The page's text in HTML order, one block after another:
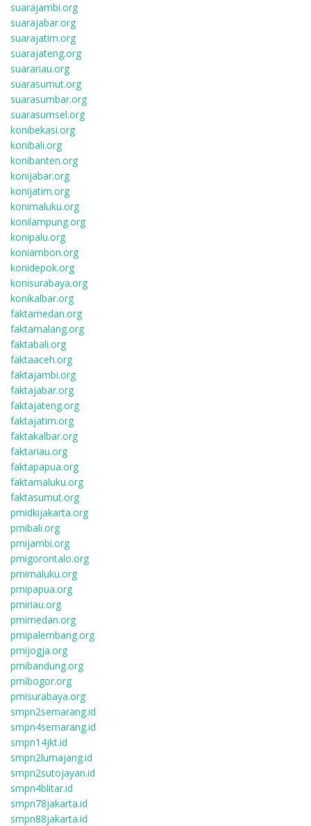
suarajambi.org
suarajabar.org
suarajatim.org
suarajateng.org
suarariau.org
suarasumut.org
suarasumbar.org
suarasumsel.org
konibekasi.org
konibali.org
konibanten.org
konijabar.org
konijatim.org
konimaluku.org
konilampung.org
konipalu.org
koniambon.org
konidepok.org
konisurabaya.org
konikalbar.org
faktamedan.org
faktamalang.org
faktabali.org
faktaaceh.org
faktajambi.org
faktajabar.org
faktajateng.org
faktajatim.org
faktakalbar.org
faktariau.org
faktapapua.org
faktamaluku.org
faktasumut.org
pmidkijakarta.org
pmibali.org
pmijambi.org
pmigorontalo.org
pmimaluku.org
pmipapua.org
pmiriau.org
pmimedan.org
pmipalembang.org
pmijogja.org
pmibandung.org
pmibogor.org
pmisurabaya.org
smpn2semarang.id
smpn4semarang.id
smpn14jkt.id
smpn2lumajang.id
smpn2sutojayan.id
smpn4blitar.id
smpn78jakarta.id
smpn88jakarta.id